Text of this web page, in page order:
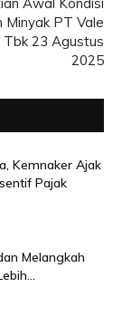
Awal Kondisi
Minyak PT Vale
Tbk 23 Agustus
2025
Kemnaker Ajak
Pajak
Melangkah